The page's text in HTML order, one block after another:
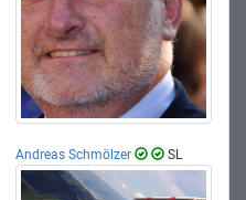
Andreas Schmölzer SL